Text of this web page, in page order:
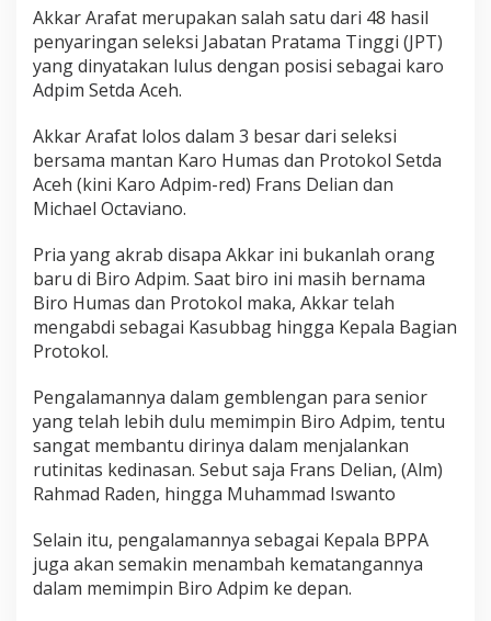
Akkar Arafat merupakan salah satu dari 48 hasil
penyaringan seleksi Jabatan Pratama Tinggi (JPT)
yang dinyatakan lulus dengan posisi sebagai karo
Adpim Setda Aceh.
Akkar Arafat lolos dalam 3 besar dari seleksi
bersama mantan Karo Humas dan Protokol Setda
Aceh (kini Karo Adpim-red) Frans Delian dan
Michael Octaviano.
Pria yang akrab disapa Akkar ini bukanlah orang
baru di Biro Adpim. Saat biro ini masih bernama
Biro Humas dan Protokol maka, Akkar telah
mengabdi sebagai Kasubbag hingga Kepala Bagian
Protokol.
Pengalamannya dalam gemblengan para senior
yang telah lebih dulu memimpin Biro Adpim, tentu
sangat membantu dirinya dalam menjalankan
rutinitas kedinasan. Sebut saja Frans Delian, (Alm)
Rahmad Raden, hingga Muhammad Iswanto
Selain itu, pengalamannya sebagai Kepala BPPA
juga akan semakin menambah kematangannya
dalam memimpin Biro Adpim ke depan.